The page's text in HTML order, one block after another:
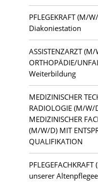
PFLEGEKRAFT (M/
Diakoniestation
ASSISTENZARZT
ORTHOPÄDIE/
Weiterbildung
MEDIZINISCHER
RADIOLOGIE (M/W/
MEDIZINISCHER
(M/W/D) MIT
QUALIFIKATION
unserer